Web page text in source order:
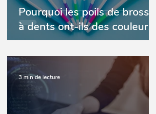
Pourquoi les poils de brosses
à dents ont-ils des couleurs
différentes ?
3 min de lecture